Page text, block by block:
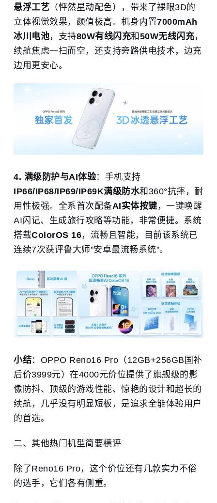
悬浮工艺 （怦然星动配色），带来了裸眼3D的
立体视觉效果，颜值极高。机身内置7000mAh
冰川电池，支持80W有线闪充和 50W无线闪充，
续航焦虑一扫而空，还支持旁路供电技术，边充
边用更安心。
4. 满级防护与AI体验：手机支持
IP66/IP68/IP69/IP69K满级防水和360°抗摔，耐
用性极强。全系首次配备AI实体按键，一键唤醒
AI闪记、生成旅行攻略等功能，非常便捷。系统
搭载ColorOS 16，流畅且智能，目前该系统已
连续7次获评鲁大师"安卓最流畅系统"。
小结：OPPO Reno16 Pro（12GB+256GB国补
后价3999元）在4000元价位提供了旗舰级的影
像防抖、顶级的游戏性能、惊艳的设计和超长的
续航，几乎没有明显短板，是追求全能体验用户
的首选。
二、其他热门机型简要横评
除了Reno16 Pro，这个价位还有几款实力不俗
的选手，它们各有侧重。